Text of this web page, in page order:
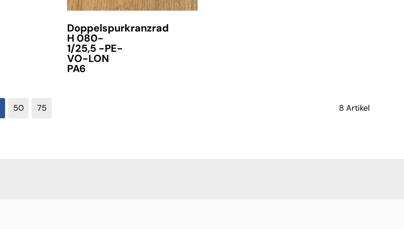
Doppelspurkranzrad
H 080-
1/25,5 -PE-
VO-LON
PA6
8 Artikel
50 75